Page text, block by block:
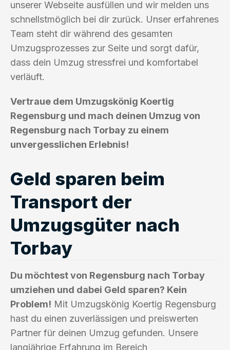
unserer Webseite ausfüllen und wir melden uns
schnellstmöglich bei dir zurück. Unser erfahrenes
Team steht dir während des gesamten
Umzugsprozesses zur Seite und sorgt dafür,
dass dein Umzug stressfrei und komfortabel
verläuft.
Vertraue dem Umzugskönig Koertig
Regensburg und mach deinen Umzug von
Regensburg nach Torbay zu einem
unvergesslichen Erlebnis!
Geld sparen beim
Transport der
Umzugsgüter nach
Torbay
Du möchtest von Regensburg nach Torbay
umziehen und dabei Geld sparen? Kein
Problem! Mit Umzugskönig Koertig Regensburg
hast du einen zuverlässigen und preiswerten
Partner für deinen Umzug gefunden. Unsere
langjährige Erfahrung im Bereich